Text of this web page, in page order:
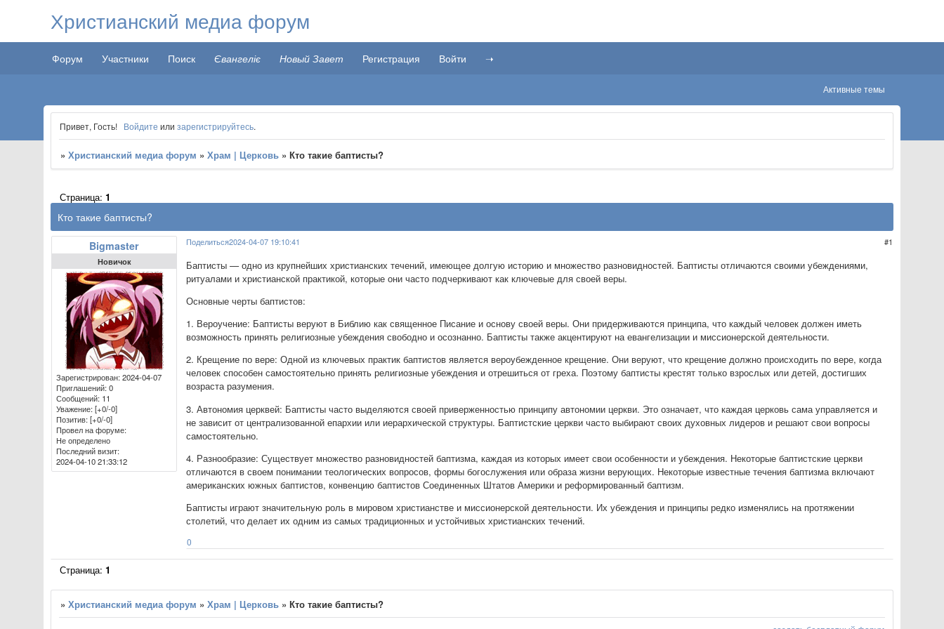
Христианский медиа форум
Форум Участники Поиск Євангеліє Новый Завет Регистрация Войти ➝
Активные темы
Привет, Гость! Войдите или зарегистрируйтесь.
»Христианский медиа форум »Храм | Церковь »Кто такие баптисты?
Кто такие баптисты?
Страница:1
Поделиться 1
2024-04-07 19:10:41
Bigmaster
Новичок
Зарегистрирован: 2024-04-07
Приглашений:0
Сообщений: 11
Уважение:[+0/-0]
Позитив:[+0/-0]
Провел на форуме:
Не определено
Последний визит:
2024-04-10 21:33:12
Баптисты — одно из крупнейших христианских течений, имеющее долгую историю и множество разновидностей. Баптисты отличаются своими убеждениями,
ритуалами и христианской практикой, которые они часто подчеркивают как ключевые для своей веры.
Основные черты баптистов:
1. Вероучение: Баптисты веруют в Библию как священное Писание и основу своей веры. Они придерживаются принципа, что каждый человек должен иметь
возможность принять религиозные убеждения свободно и осознанно. Баптисты также акцентируют на евангелизации и миссионерской деятельности.
2. Крещение по вере: Одной из ключевых практик баптистов является вероубежденное крещение. Они веруют, что крещение должно происходить по вере, когда
человек способен самостоятельно принять религиозные убеждения и отрешиться от греха. Поэтому баптисты крестят только взрослых или детей, достигших
возраста разумения.
3. Автономия церквей: Баптисты часто выделяются своей приверженностью принципу автономии церкви. Это означает, что каждая церковь сама управляется и
не зависит от централизованной епархии или иерархической структуры. Баптистские церкви часто выбирают своих духовных лидеров и решают свои вопросы
самостоятельно.
4. Разнообразие: Существует множество разновидностей баптизма, каждая из которых имеет свои особенности и убеждения. Некоторые баптистские церкви
отличаются в своем понимании теологических вопросов, формы богослужения или образа жизни верующих. Некоторые известные течения баптизма включают
американских южных баптистов, конвенцию баптистов Соединенных Штатов Америки и реформированный баптизм.
Баптисты играют значительную роль в мировом христианстве и миссионерской деятельности. Их убеждения и принципы редко изменялись на протяжении
столетий, что делает их одним из самых традиционных и устойчивых христианских течений.
0
Страница:1
»Христианский медиа форум »Храм | Церковь »Кто такие баптисты?